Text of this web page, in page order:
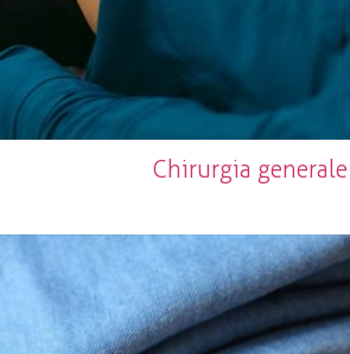
Chirurgia generale